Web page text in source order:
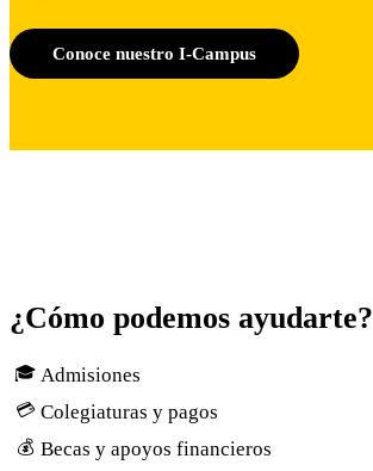
Conoce nuestro I-Campus
¿Cómo podemos ayudarte?
🎓 Admisiones
💳 Colegiaturas y pagos
💰 Becas y apoyos financieros